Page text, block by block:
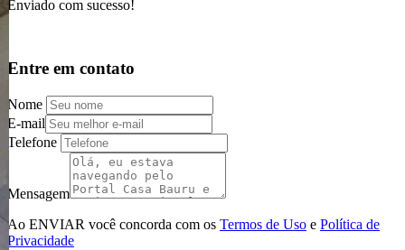
Enviado com sucesso!
Entre em contato
Nome
E-mail
Telefone
Mensagem
Ao ENVIAR você concorda com os Termos de Uso e Política de
Privacidade